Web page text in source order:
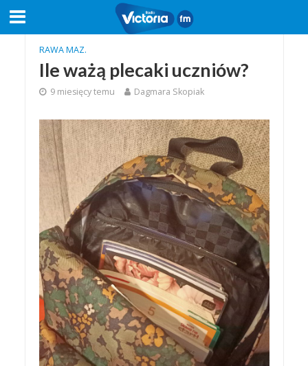
RAWA MAZ.
Ile ważą plecaki uczniów?
9 miesięcy temu Dagmara Skopiak